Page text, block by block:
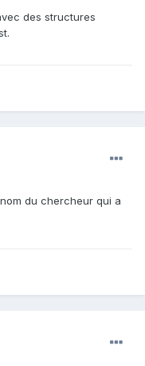
des structures
du chercheur qui a